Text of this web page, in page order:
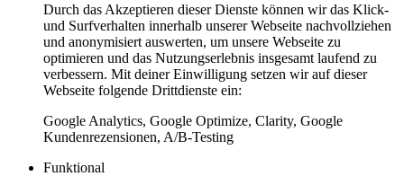
Durch das Akzeptieren dieser Dienste können wir das Klick-
und Surfverhalten innerhalb unserer Webseite nachvollziehen
und anonymisiert auswerten, um unsere Webseite zu
optimieren und das Nutzungserlebnis insgesamt laufend zu
verbessern. Mit deiner Einwilligung setzen wir auf dieser
Webseite folgende Drittdienste ein:
Google Analytics, Google Optimize, Clarity, Google
Kundenrezensionen, A/B-Testing
Funktional